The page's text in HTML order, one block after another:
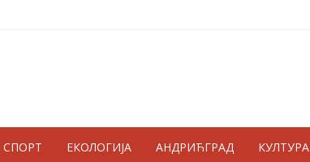
СПОРТ ЕКОЛОГИЈА АНДРИЋГРАД КУЛТУРА